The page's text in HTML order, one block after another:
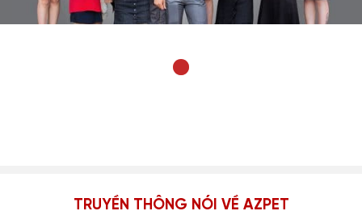
TRUYỀN THÔNG NÓI VỀ AZPET